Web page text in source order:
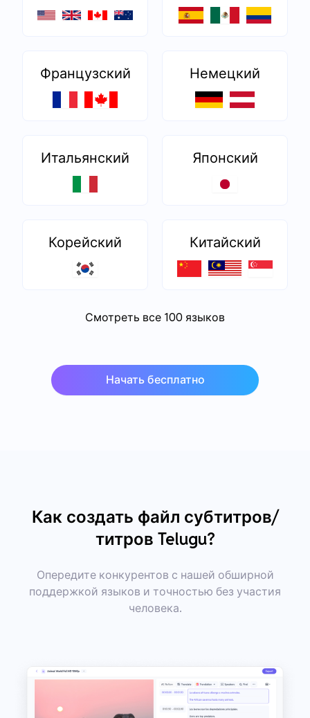
Французский Немецкий
Итальянский Японский
Корейский Китайский
Смотреть все 100 языков
Начать бесплатно
Как создать файл субтитров/
титров Telugu?
Опередите конкурентов с нашей обширной
поддержкой языков и точностью без участия
человека.